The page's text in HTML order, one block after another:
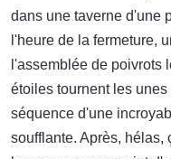
dans une taverne d'une
l'heure de la fermeture,
l'assemblée de poivrots
étoiles tournent les
séquence d'une
soufflante. Après, hélas,